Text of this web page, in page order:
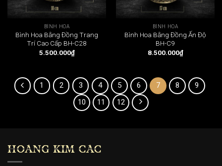
BÌNH HOA
Bình Hoa Bằng Đồng Trang
Trí Cao Cấp BH-C28
5.500.000₫
BÌNH HOA
Bình Hoa Bằng Đồng Ấn Độ
BH-C9
8.500.000₫
1 2 3 4 5 6 7 8
9
10
11 12
HOÀNG KIM CÁC